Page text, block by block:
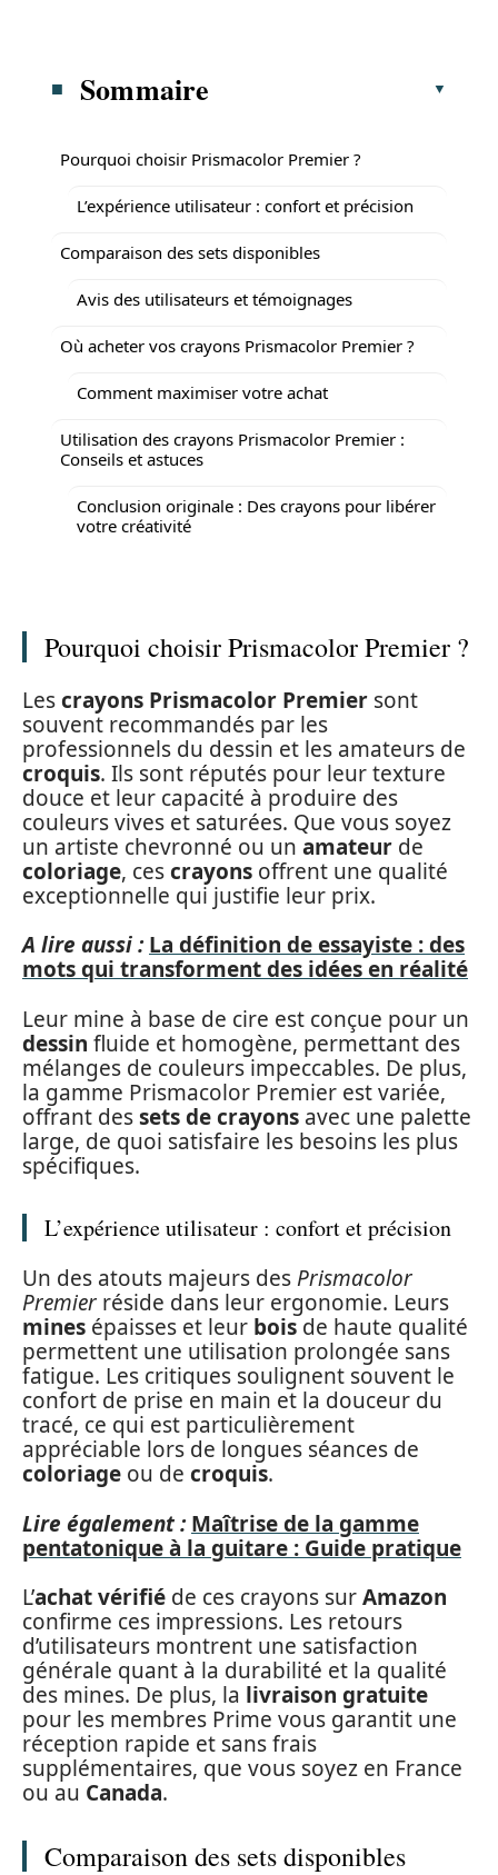
Sommaire
Pourquoi choisir Prismacolor Premier ?
L’expérience utilisateur : confort et précision
Comparaison des sets disponibles
Avis des utilisateurs et témoignages
Où acheter vos crayons Prismacolor Premier ?
Comment maximiser votre achat
Utilisation des crayons Prismacolor Premier :
Conseils et astuces
Conclusion originale : Des crayons pour libérer
votre créativité
Pourquoi choisir Prismacolor Premier ?
Lescrayons Prismacolor Premier sont
souvent recommandés par les
professionnels du dessin et les amateurs de
croquis. Ils sont réputés pour leur texture
douce et leur capacité à produire des
couleurs vives et saturées. Que vous soyez
un artiste chevronné ou un amateur de
coloriage, cescrayons offrent une qualité
exceptionnelle qui justifie leur prix.
A lire aussi : La définition de essayiste : des
mots qui transforment des idées en réalité
Leur mine à base de cire est conçue pour un
dessin fluide et homogène, permettant des
mélanges de couleurs impeccables. De plus,
la gamme Prismacolor Premier est variée,
offrant dessets de crayons avec une palette
large, de quoi satisfaire les besoins les plus
spécifiques.
L’expérience utilisateur : confort et précision
Un des atouts majeurs desPrismacolor
Premier réside dans leur ergonomie. Leurs
mines épaisses et leur bois de haute qualité
permettent une utilisation prolongée sans
fatigue. Les critiques soulignent souvent le
confort de prise en main et la douceur du
tracé, ce qui est particulièrement
appréciable lors de longues séances de
coloriage ou de croquis.
Lire également : Maîtrise de la gamme
pentatonique à la guitare : Guide pratique
L’achat vérifié de ces crayons surAmazon
confirme ces impressions. Les retours
d’utilisateurs montrent une satisfaction
générale quant à la durabilité et la qualité
des mines. De plus, la livraison gratuite
pour les membres Prime vous garantit une
réception rapide et sans frais
supplémentaires, que vous soyez en France
ou au Canada.
Comparaison des sets disponibles